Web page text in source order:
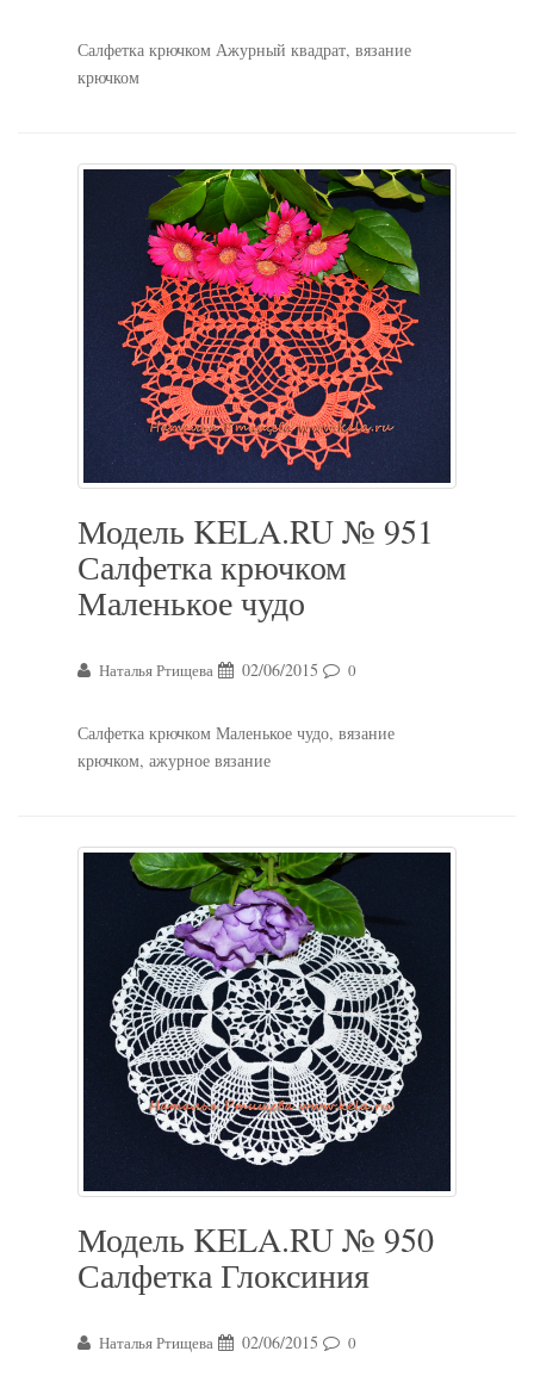
Салфетка крючком Ажурный квадрат, вязание
крючком
Модель KELA.RU № 951
Салфетка крючком
Маленькое чудо
Наталья Ртищева 02/06/2015 0
Салфетка крючком Маленькое чудо, вязание
крючком, ажурное вязание
Модель KELA.RU № 950
Салфетка Глоксиния
Наталья Ртищева 02/06/2015 0